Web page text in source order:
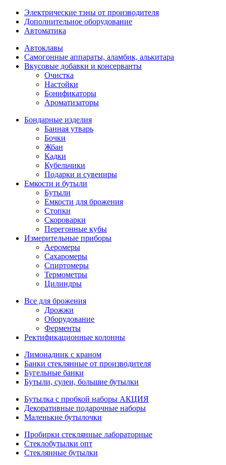
Электрические тэны от производителя
Дополнительное оборудование
Автоматика
Автоклавы
Самогонные аппараты, аламбик, алькитара
Вкусовые добавки и консерванты
Очистка
Настойки
Бонификаторы
Ароматизаторы
Бондарные изделия
Банная утварь
Бочки
Жбан
Кадки
Кубельчики
Подарки и сувениры
Емкости и бутыли
Бутыли
Емкости для брожения
Стопки
Скороварки
Перегонные кубы
Измерительные приборы
Аеромеры
Сахаромеры
Спиртомеры
Термометры
Цилиндры
Все для брожения
Дрожжи
Оборудование
Ферменты
Ректификационные колонны
Лимонадник с краном
Банки стеклянные от производителя
Бугельные банки
Бутыли, сулеи, большие бутылки
Бутылка с пробкой наборы АКЦИЯ
Декоративные подарочные наборы
Маленькие бутылочки
Пробирки стеклянные лабораторные
Стеклобутылки опт
Стеклянные бутылки